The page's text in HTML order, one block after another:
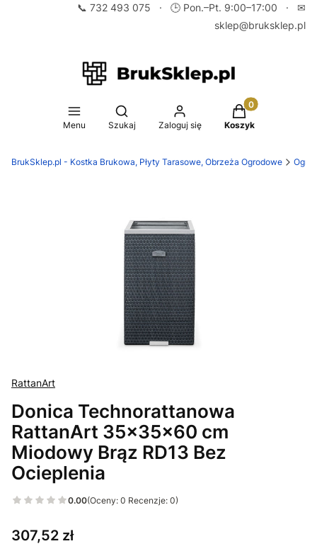
📞 732 493 075 · 🕒 Pon.–Pt. 9:00–17:00 · ✉
sklep@bruksklep.pl
Menu
Otwórz wyszukiwarkę
Szukaj Zaloguj się
Produkty w
Koszyk
BrukSklep.pl - Kostka Brukowa, Płyty Tarasowe, Obrzeża Ogrodowe
RattanArt
Donica Technorattanowa
RattanArt 35x35x60 cm
Miodowy Brąz RD13 Bez
Ocieplenia
0.00(Oceny: 0 Recenzje: 0)
Cena
307,52 zł